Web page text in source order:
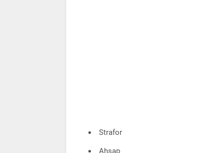
Strafor
Ahşap